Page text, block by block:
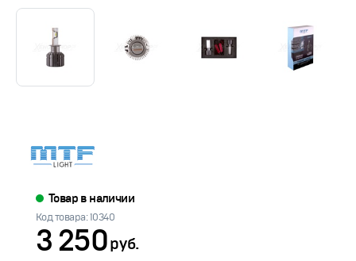
Товар в наличии
Код товара: 10340
3 250руб.